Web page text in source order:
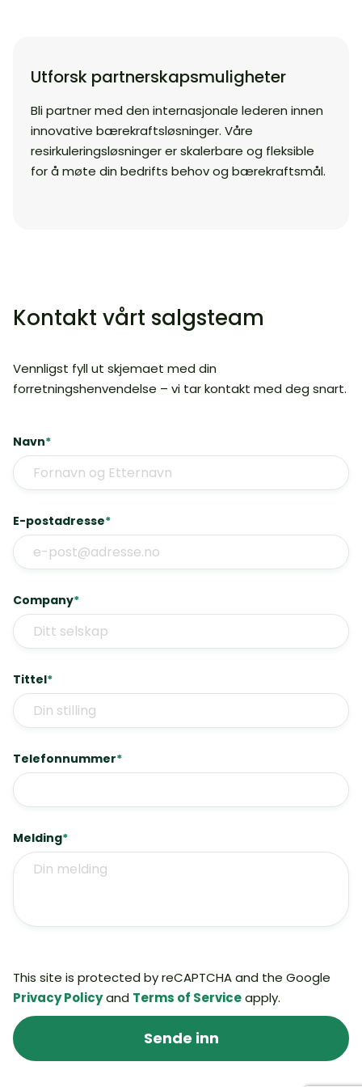
Utforsk partnerskapsmuligheter
Bli partner med den internasjonale lederen innen
innovative bærekraftsløsninger. Våre
resirkuleringsløsninger er skalerbare og fleksible
for å møte din bedrifts behov og bærekraftsmål.
Kontakt vårt salgsteam
Vennligst fyll ut skjemaet med din
forretningshenvendelse – vi tar kontakt med deg snart.
*
Navn
*
E-postadresse
*
Company
*
Tittel
*
Telefonnummer
*
Melding
This site is protected by reCAPTCHA and the Google
Privacy Policyand Terms of Serviceapply.